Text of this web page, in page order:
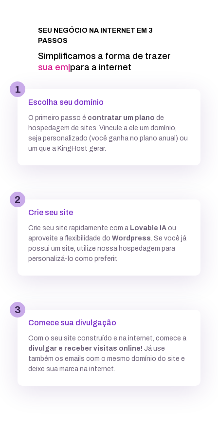
Informações técnicas
Banco de dados MySQL ilimitados
7,7GB 12,5 GB
Múltiplas versões do PHP
Múltiplas versões do ASP
Integração com ferramentas Git
Subdomínios ilimitados
SEU NEGÓCIO NA INTERNET EM 3
PASSOS
Simplificamos a forma de trazer
sua marca|para a internet
1
Escolha seu domínio
O primeiro passo é contratar um plano de
hospedagem de sites. Vincule a ele um domínio,
seja personalizado (você ganha no plano anual) ou
um que a KingHost gerar.
2
Crie seu site
Crie seu site rapidamente com a Lovable IA ou
aproveite a flexibilidade do Wordpress . Se você já
possui um site, utilize nossa hospedagem para
personalizá-lo como preferir.
3
Comece sua divulgação
Com o seu site construído e na internet, comece a
divulgar e receber visitas online! Já use
também os emails com o mesmo domínio do site e
deixe sua marca na internet.